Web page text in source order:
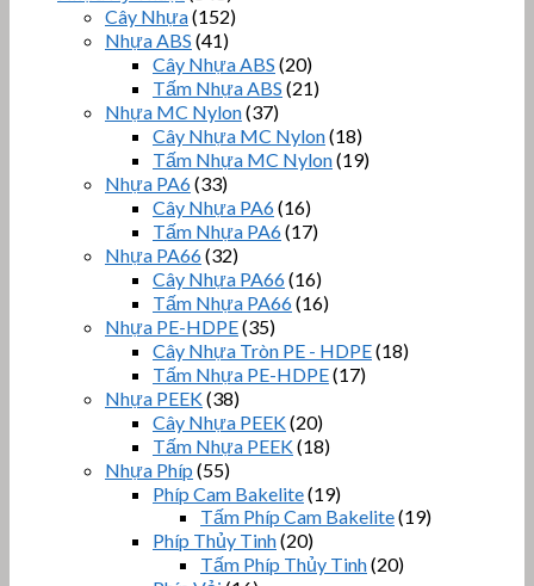
Cây Nhựa(152)
Nhựa ABS (41)
Cây Nhựa ABS (20)
Tấm Nhựa ABS (21)
Nhựa MC Nylon(37)
Cây Nhựa MC Nylon(18)
Tấm Nhựa MC Nylon(19)
Nhựa PA6(33)
Cây Nhựa PA6(16)
Tấm Nhựa PA6(17)
Nhựa PA66(32)
Cây Nhựa PA66(16)
Tấm Nhựa PA66(16)
Nhựa PE-HDPE(35)
Cây Nhựa Tròn PE - HDPE(18)
Tấm Nhựa PE-HDPE(17)
Nhựa PEEK(38)
Cây Nhựa PEEK(20)
Tấm Nhựa PEEK(18)
Nhựa Phíp (55)
Phíp Cam Bakelite(19)
Tấm Phíp Cam Bakelite(19)
Phíp Thủy Tinh(20)
Tấm Phíp Thủy Tinh(20)